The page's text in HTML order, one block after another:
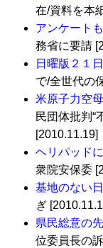
在/資料を本
アンケート
務省に要請
日曜版２１
で/全世代の
米原子力空
民団体批判“
[2010.11.19]
ヘリパッド
衆院安保委
基地のない
ぎ
県民総意の
位委員長の